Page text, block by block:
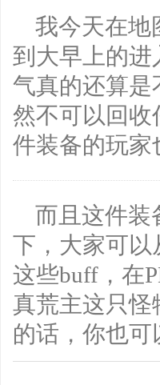
我今天在地
到大早上的
气真的还算
然不可以回收
件装备的玩家
而且这件装
下，大家可以
这些buff，在
真荒主这只怪
的话，你也